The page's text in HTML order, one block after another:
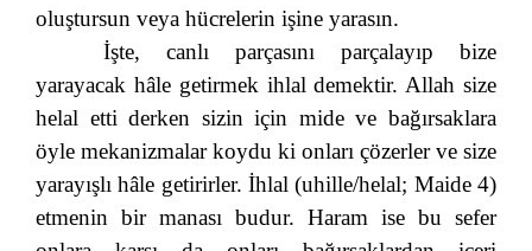
oluştursun veya hücrelerin işine yarasın.
İşte, canlı parçasını parçalayıp bize
yarayacak hâle getirmek ihlal demektir. Allah size
helal etti derken sizin için mide ve bağırsaklara
öyle mekanizmalar koydu ki onları çözerler ve size
yarayışlı hâle getirirler. İhlal (uhille/helal; Maide 4)
etmenin bir manası budur. Haram ise bu sefer